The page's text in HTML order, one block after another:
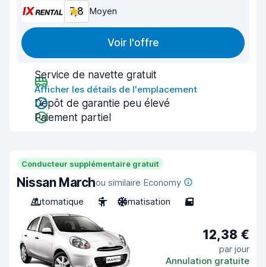
7,8 Moyen
Voir l'offre
Service de navette gratuit
Afficher les détails de l'emplacement
Dépôt de garantie peu élevé
Paiement partiel
Conducteur supplémentaire gratuit
Nissan Marchou similaire Economy
Automatique
5 Climatisation 5
12,38 €
par jour
Annulation gratuite